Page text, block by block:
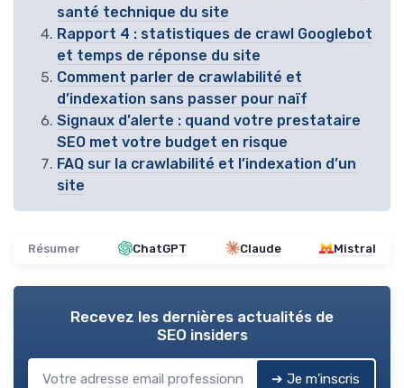
santé technique du site
Rapport 4 : statistiques de crawl Googlebot
et temps de réponse du site
Comment parler de crawlabilité et
d’indexation sans passer pour naïf
Signaux d’alerte : quand votre prestataire
SEO met votre budget en risque
FAQ sur la crawlabilité et l’indexation d’un
site
Résumer ChatGPT Claude Mistral
Recevez les dernières actualités de
SEO insiders
➔ Je m'inscris